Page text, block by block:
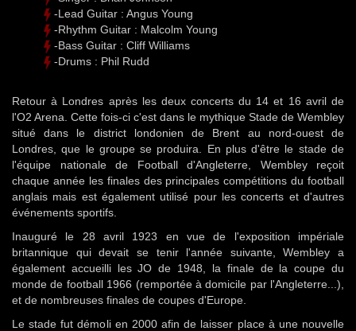
-Lead Guitar : Angus Young
-Rhythm Guitar : Malcolm Young
-Bass Guitar : Cliff Williams
-Drums : Phil Rudd
Retour à Londres après les deux concerts du 14 et 16 avril de
l'O2 Arena. Cette fois-ci c'est dans le mythique Stade de Wembley
situé dans le district londonien de Brent au nord-ouest de
Londres, que le groupe se produira. En plus d'être le stade de
l'équipe nationale de Football d'Angleterre, Wembley reçoit
chaque année les finales des principales compétitions du football
anglais mais est également utilisé pour les concerts et d'autres
événements sportifs.
Inauguré le 28 avril 1923 en vue de l'exposition impériale
britannique qui devait se tenir l'année suivante, Wembley a
également accueilli les JO de 1948, la finale de la coupe du
monde de football 1966 (remportée à domicile par l'Angleterre...),
et de nombreuses finales de coupes d'Europe.
Le stade fut démoli en 2000 afin de laisser place à une nouvelle